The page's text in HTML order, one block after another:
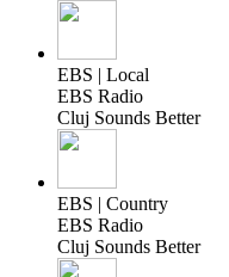
EBS | Local
EBS Radio
Cluj Sounds Better
EBS | Country
EBS Radio
Cluj Sounds Better